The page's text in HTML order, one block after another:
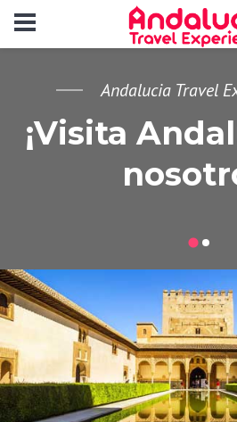
Andalucia Travel
¡Visita